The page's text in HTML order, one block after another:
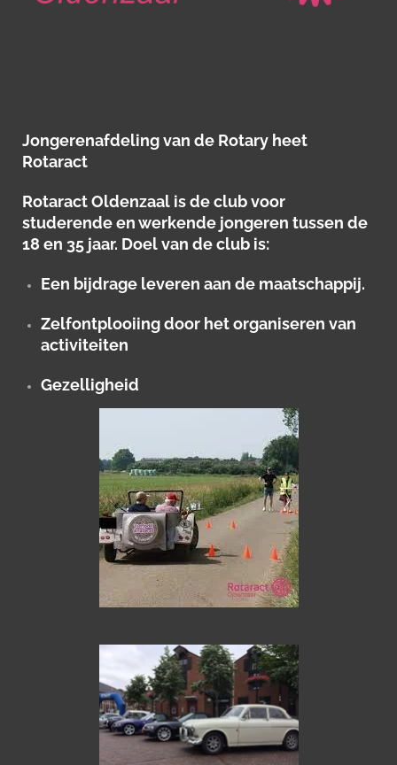
Jongerenafdeling van de Rotary heet
Rotaract
Rotaract Oldenzaal is de club voor
studerende en werkende jongeren tussen de
18 en 35 jaar. Doel van de club is:
Een bijdrage leveren aan de maatschappij.
Zelfontplooiing door het organiseren van
activiteiten
Gezelligheid